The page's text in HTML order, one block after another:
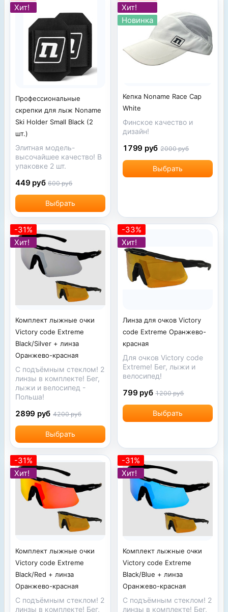
Хит!
Профессиональные
скрепки для лыж Noname
Ski Holder Small Black (2
шт.)
Элитная модель-
высочайшее качество! В
упаковке 2 шт.
Выбрать
449 руб 600 руб
Хит!
Новинка
Кепка Noname Race Cap
White
Финское качество и
дизайн!
Выбрать
1799 руб 2000 руб
-31%
Хит!
Комплект лыжные очки
Victory code Extreme
Black/Silver + линза
Оранжево-красная
С подъёмным стеклом! 2
линзы в комплекте! Бег,
лыжи и велосипед -
Польша!
Выбрать
2899 руб 4200 руб
-33%
Хит!
Линза для очков Victory
code Extreme Оранжево-
красная
Для очков Victory code
Extreme! Бег, лыжи и
велосипед!
Выбрать
799 руб 1200 руб
-31%
Хит!
Комплект лыжные очки
Victory code Extreme
Black/Red + линза
Оранжево-красная
С подъёмным стеклом! 2
линзы в комплекте! Бег,
-31%
Хит!
Комплект лыжные очки
Victory code Extreme
Black/Blue + линза
Оранжево-красная
С подъёмным стеклом! 2
линзы в комплекте! Бег,